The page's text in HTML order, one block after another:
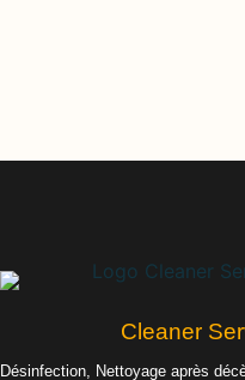
Cleaner
Désinfection, Nettoyage après